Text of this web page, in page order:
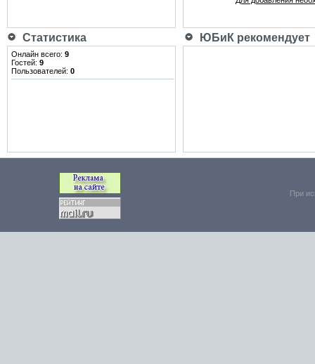
Статистика ЮБиК рекомендует
Онлайн всего: 9
Гостей: 9
Пользователей: 0
При